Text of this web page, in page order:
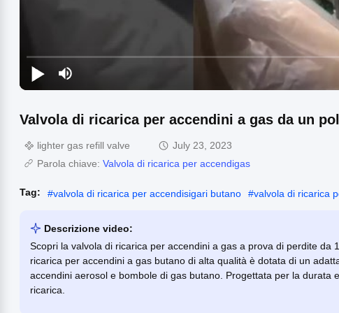
Valvola di ricarica per accendini a gas da un
lighter gas refill valve
July 23, 2023
Parola chiave: Valvola di ricarica per accendigas
Tag: #valvola di ricarica per accendisigari butano #valvola di ricarica
Descrizione video:
Scopri la valvola di ricarica per accendini a gas a prova di perdite
ricarica per accendini a gas butano di alta qualità è dotata di un
accendini aerosol e bombole di gas butano. Progettata per la durata
ricarica.